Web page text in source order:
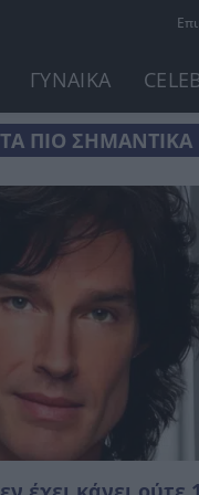
ΓΥΝΑΙΚΑ
ΤΑ ΠΙΟ ΣΗΜΑΝΤΙΚΑ